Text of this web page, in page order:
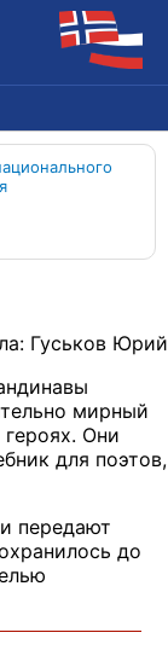
Гуськов Юрий
мирный
Они
для поэтов,
передают
до